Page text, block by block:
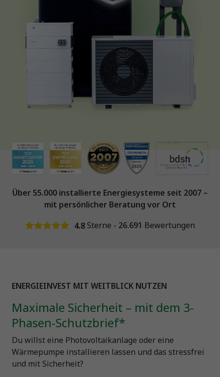
Über 55.000 installierte Energiesysteme seit 2007 –
mit persönlicher Beratung vor Ort
4.8 Sterne - 26.691 Bewertungen
ENERGIEINVEST MIT WEITBLICK NUTZEN
Maximale Sicherheit – mit dem 3-
Phasen-Schutzbrief*
Du willst eine Photovoltaikanlage oder eine
Wärmepumpe installieren lassen und das stressfrei
und mit Sicherheit?